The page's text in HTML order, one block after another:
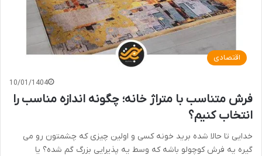
اقتصادی
10/01/1404
فرش متناسب با متراژ خانه؛ چگونه اندازه مناسب را
انتخاب کنیم؟
خدایی تا حالا شده برید خونه کسی و اولین چیزی که چشمتون رو می
گیره یه فرش کوچولو باشه که وسط یه پذیرایی بزرگ گم شده؟ یا